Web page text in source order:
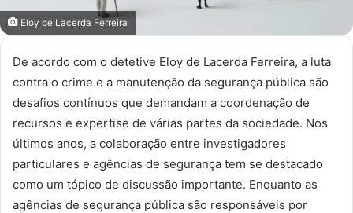
Eloy de Lacerda Ferreira
De acordo com o detetive Eloy de Lacerda Ferreira, a luta
contra o crime e a manutenção da segurança pública são
desafios contínuos que demandam a coordenação de
recursos e expertise de várias partes da sociedade. Nos
últimos anos, a colaboração entre investigadores
particulares e agências de segurança tem se destacado
como um tópico de discussão importante. Enquanto as
agências de segurança pública são responsáveis por